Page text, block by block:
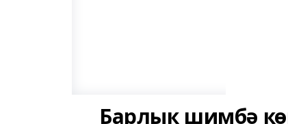
Барлык шимбә